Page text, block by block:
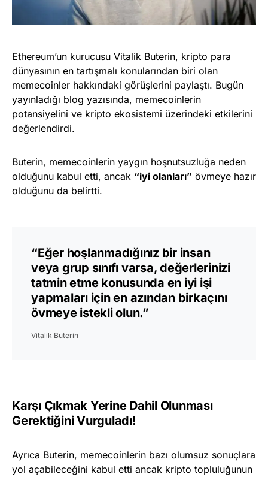
Ethereum’un kurucusu Vitalik Buterin, kripto para
dünyasının en tartışmalı konularından biri olan
memecoinler hakkındaki görüşlerini paylaştı. Bugün
yayınladığı blog yazısında, memecoinlerin
potansiyelini ve kripto ekosistemi üzerindeki etkilerini
değerlendirdi.
Buterin, memecoinlerin yaygın hoşnutsuzluğa neden
olduğunu kabul etti, ancak “iyi olanları” övmeye hazır
olduğunu da belirtti.
“Eğer hoşlanmadığınız bir insan
veya grup sınıfı varsa, değerlerinizi
tatmin etme konusunda en iyi işi
yapmaları için en azından birkaçını
övmeye istekli olun.”
Vitalik Buterin
Karşı Çıkmak Yerine Dahil Olunması
Gerektiğini Vurguladı!
Ayrıca Buterin, memecoinlerin bazı olumsuz sonuçlara
yol açabileceğini kabul etti ancak kripto topluluğunun